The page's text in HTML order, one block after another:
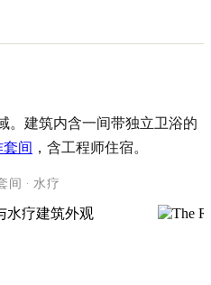
。建筑内含一间带独立卫浴的
间 ，含工程师住宿。
间 · 水疗